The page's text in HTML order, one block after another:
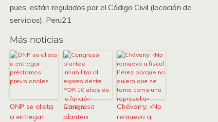
pues, están regulados por el Código Civil (locación de
servicios). Peru21
Más noticias
ONP se alista
a entregar
Congreso
plantea
Chávarry: «No
remuevo a